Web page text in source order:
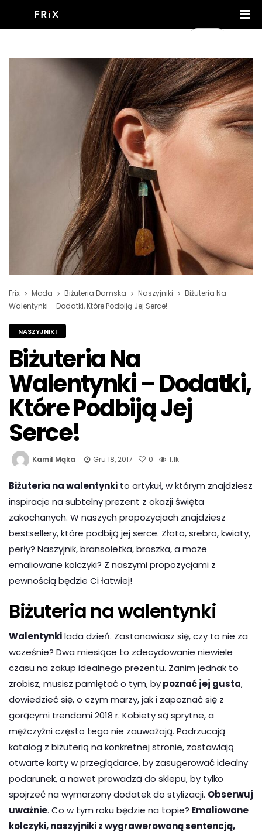
Frix Moda Biżuteria Damska Naszyjniki
Biżuteria Na
Walentynki – Dodatki, Które Podbiją Jej Serce!
NASZYJNIKI
Biżuteria Na
Walentynki – Dodatki,
Które Podbiją Jej
Serce!
Kamil Mąka Gru 18, 2017 0 1.1k
Biżuteria na walentynki to artykuł, w którym znajdziesz
inspiracje na subtelny prezent z okazji święta
zakochanych. W naszych propozycjach znajdziesz
bestsellery, które podbiją jej serce. Złoto, srebro, kwiaty,
perły? Naszyjnik, bransoletka, broszka, a może
emaliowane kolczyki? Z naszymi propozycjami z
pewnością będzie Ci łatwiej!
Biżuteria na walentynki
Walentynkilada dzień. Zastanawiasz się, czy to nie za
wcześnie? Dwa miesiące to zdecydowanie niewiele
czasu na zakup idealnego prezentu. Zanim jednak to
zrobisz, musisz pamiętać o tym, bypoznać jej gusta,
dowiedzieć się, o czym marzy, jak i zapoznać się z
gorącymi trendami 2018 r. Kobiety są sprytne, a
mężczyźni często tego nie zauważają. Podrzucają
katalog z biżuterią na konkretnej stronie, zostawiają
otwarte karty w przeglądarce, by zasugerować idealny
podarunek, a nawet prowadzą do sklepu, by tylko
spojrzeć na wymarzony dodatek do stylizacji. Obserwuj
uważnie. Co w tym roku będzie na topie? Emaliowane
kolczyki, naszyjniki z wygrawerowaną sentencją,